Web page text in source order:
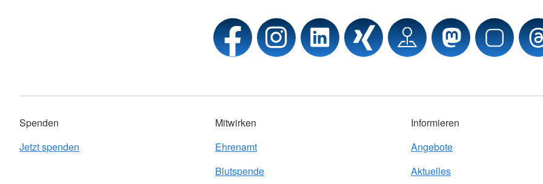
Spenden
Jetzt spenden
Mitwirken
Ehrenamt
Blutspende
Informieren
Angebote
Aktuelles